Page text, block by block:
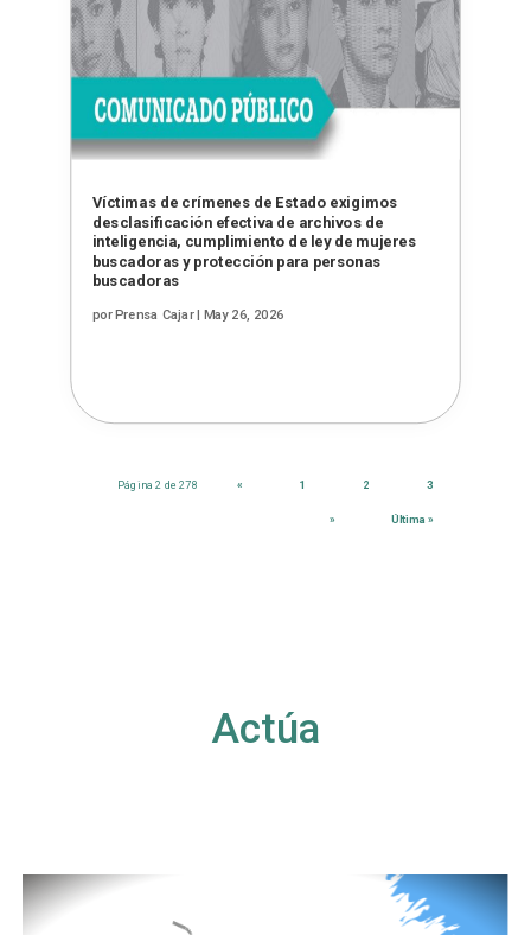
Víctimas de crímenes de Estado exigimos
desclasificación efectiva de archivos de
inteligencia, cumplimiento de ley de mujeres
buscadoras y protección para personas
buscadoras
porPrensa Cajar| May 26, 2026
Página 2 de 278 « 1 2 3
» Última »
Actúa